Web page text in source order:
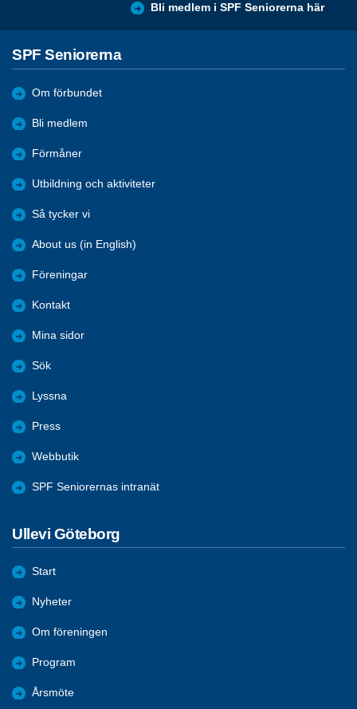
Bli medlem i SPF Seniorerna här
SPF Seniorerna
Om förbundet
Bli medlem
Förmåner
Utbildning och aktiviteter
Så tycker vi
About us (in English)
Föreningar
Kontakt
Mina sidor
Sök
Lyssna
Press
Webbutik
SPF Seniorernas intranät
Ullevi Göteborg
Start
Nyheter
Om föreningen
Program
Årsmöte